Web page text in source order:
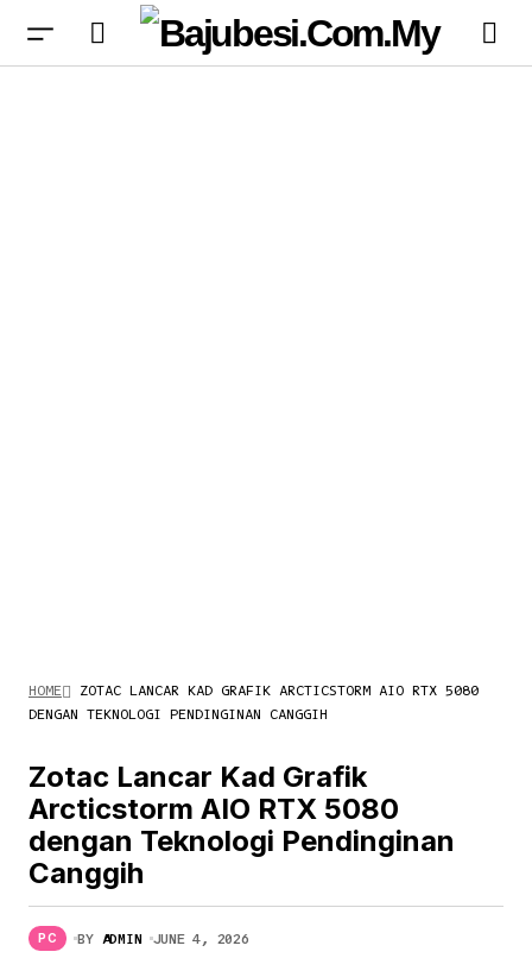
HOME
ZOTAC LANCAR KAD GRAFIK ARCTICSTORM AIO RTX 5080
DENGAN TEKNOLOGI PENDINGINAN CANGGIH
Zotac Lancar Kad Grafik
Arcticstorm AIO RTX 5080
dengan Teknologi Pendinginan
Canggih
PC BY ADMIN JUNE 4, 2026